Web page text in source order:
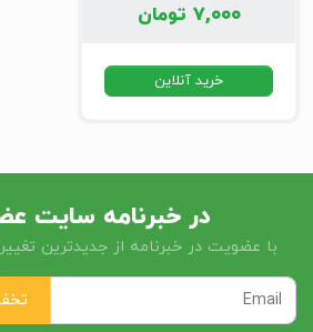
۷,۰۰۰ تومان
خرید آنلاین
در خبرنامه سایت
با عضویت در خبرنامه از جدیدترین